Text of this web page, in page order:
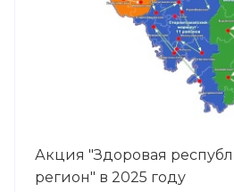
Акция "Здоровая
регион" в 2025 году